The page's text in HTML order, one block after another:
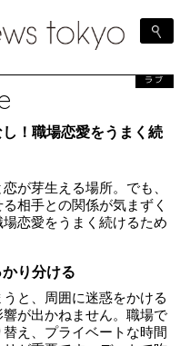
ラブ
！職場恋愛をうまく続
が芽生える場所。でも、
相手との関係が気まずく
恋愛をうまく続けるため
り分ける
と、周囲に迷惑をかける
が出かねません。職場で
え、プライベートな時間